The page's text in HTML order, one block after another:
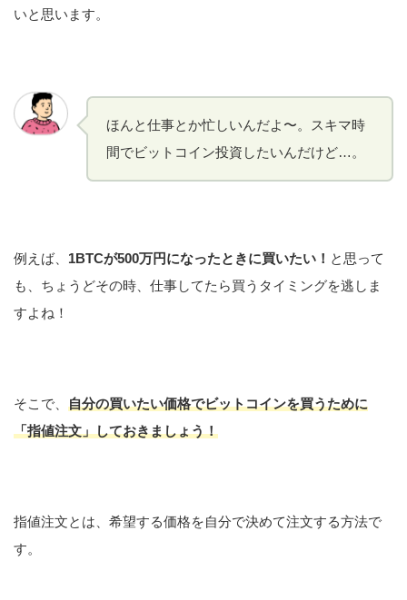
いと思います。
ほんと仕事とか忙しいんだよ〜。スキマ時
間でビットコイン投資したいんだけど…。
例えば、 1BTCが500万円になったときに買いたい！ と思って
も、ちょうどその時、仕事してたら買うタイミングを逃しま
すよね！
そこで、 自分の買いたい価格でビットコインを買うために
「指値注文」しておきましょう！
指値注文とは、希望する価格を自分で決めて注文する方法で
す。